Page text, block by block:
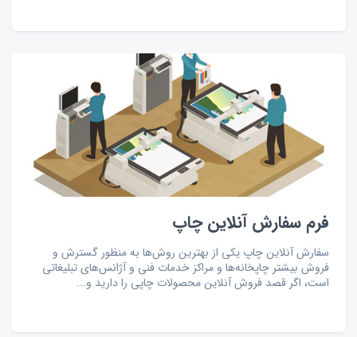
فرم سفارش آنلاین چاپ
سفارش آنلاین چاپ یکی از بهترین روش‌ها به منظور گسترش و
فروش بیشتر چاپخانه‌ها و مراکز خدمات فنی و آژانس‌های تبلیغاتی
است، اگر قصد فروش آنلاین محصولات چاپی را دارید و...